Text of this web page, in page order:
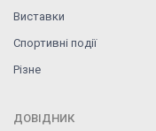
Виставки
Спортивні події
Різне
ДОВІДНИК